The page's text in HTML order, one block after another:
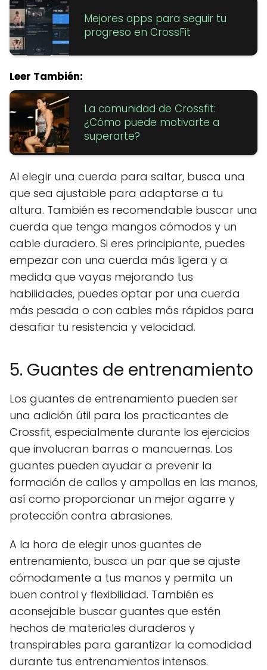
Mejores apps para seguir tu
progreso en CrossFit
Leer También:
La comunidad de Crossfit:
¿Cómo puede motivarte a
superarte?
Al elegir una cuerda para saltar, busca una
que sea ajustable para adaptarse a tu
altura. También es recomendable buscar una
cuerda que tenga mangos cómodos y un
cable duradero. Si eres principiante, puedes
empezar con una cuerda más ligera y a
medida que vayas mejorando tus
habilidades, puedes optar por una cuerda
más pesada o con cables más rápidos para
desafiar tu resistencia y velocidad.
5. Guantes de entrenamiento
Los guantes de entrenamiento pueden ser
una adición útil para los practicantes de
Crossfit, especialmente durante los ejercicios
que involucran barras o mancuernas. Los
guantes pueden ayudar a prevenir la
formación de callos y ampollas en las manos,
así como proporcionar un mejor agarre y
protección contra abrasiones.
A la hora de elegir unos guantes de
entrenamiento, busca un par que se ajuste
cómodamente a tus manos y permita un
buen control y flexibilidad. También es
aconsejable buscar guantes que estén
hechos de materiales duraderos y
transpirables para garantizar la comodidad
durante tus entrenamientos intensos.